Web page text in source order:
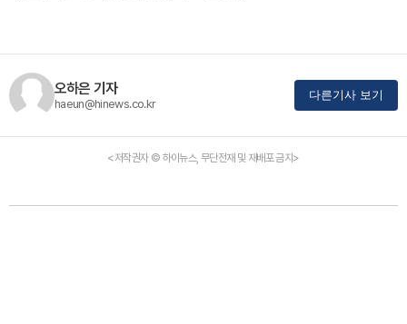
오하은 기자
haeun@hinews.co.kr
다른기사 보기
<저작권자 © 하이뉴스, 무단전재 및 재배포 금지>